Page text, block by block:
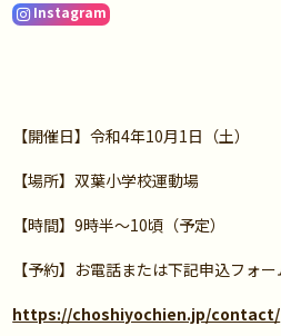
Instagram
【開催日】令和4年10月1日（土）
【場所】双葉小学校運動場
【時間】9時半～10頃（予定）
【予約】お電話または下記申込フォ
https://choshiyochien.jp/contact/